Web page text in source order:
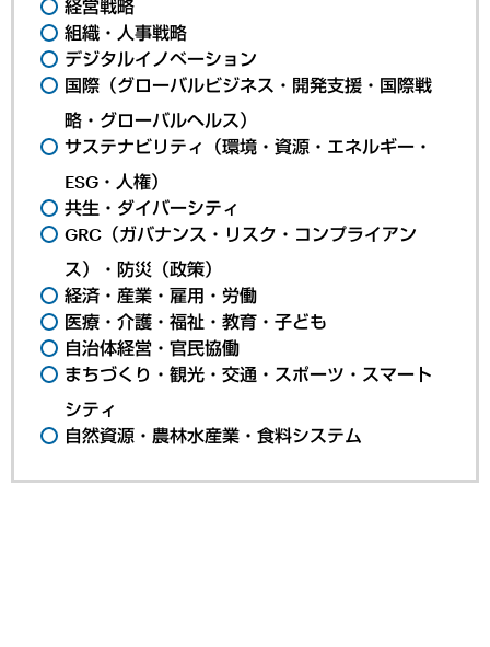
経営戦略
組織・人事戦略
デジタルイノベーション
国際（グローバルビジネス・開発支援・国際戦
略・グローバルヘルス）
サステナビリティ（環境・資源・エネルギー・
ESG・人権）
共生・ダイバーシティ
GRC（ガバナンス・リスク・コンプライアン
ス）・防災（政策）
経済・産業・雇用・労働
医療・介護・福祉・教育・子ども
自治体経営・官民協働
まちづくり・観光・交通・スポーツ・スマート
シティ
自然資源・農林水産業・食料システム